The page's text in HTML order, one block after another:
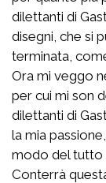
dilettanti di
disegni, che si
terminata,
Ora mi veggo
per cui mi son
dilettanti di
la mia
modo del tutto
Conterrà